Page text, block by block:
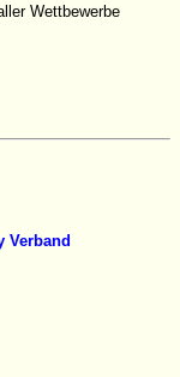
Wettbewerbe
Verband